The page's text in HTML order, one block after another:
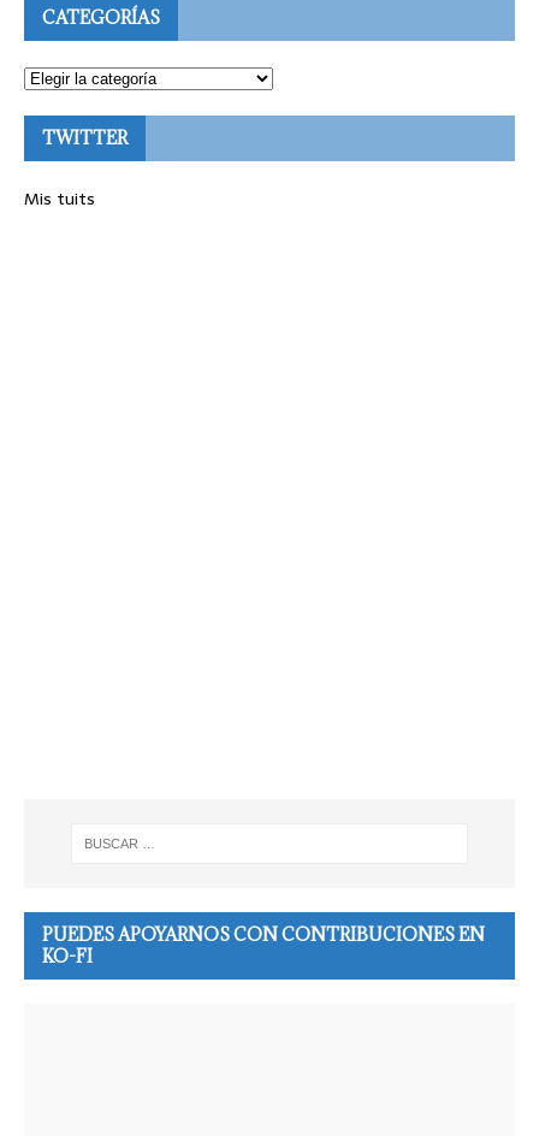
CATEGORÍAS
TWITTER
Mis tuits
PUEDES APOYARNOS CON CONTRIBUCIONES EN
KO-FI